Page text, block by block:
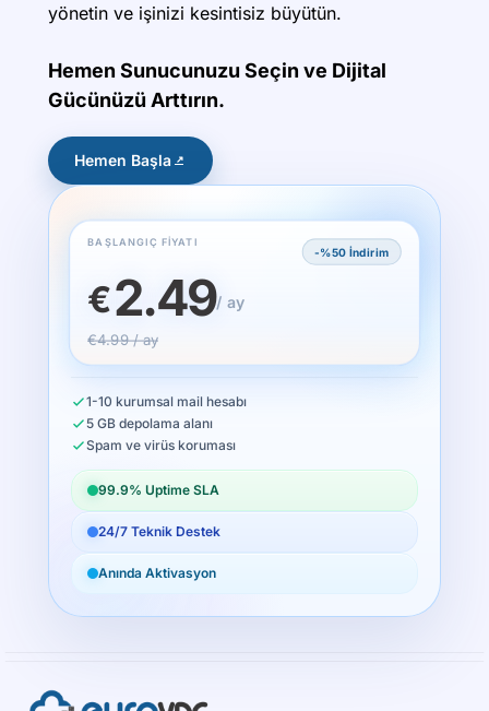
yönetin ve işinizi kesintisiz büyütün.
Hemen Sunucunuzu Seçin ve Dijital
Gücünüzü Arttırın.
Hemen Başla
BAŞLANGIÇ FIYATI
-%50 İndirim
€2.49/ ay
€4.99 / ay
1-10 kurumsal mail hesabı
5 GB depolama alanı
Spam ve virüs koruması
99.9% Uptime SLA
24/7 Teknik Destek
Anında Aktivasyon